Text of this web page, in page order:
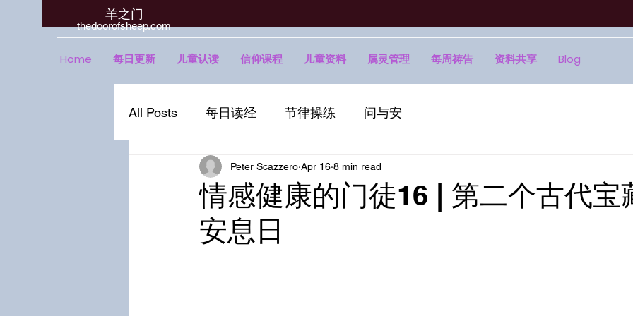
羊之门
​thedoorofsheep.com
Home 每日更新 儿童认读 信仰课程 儿童资料 属灵管理 每周祷告 资料共享 Blog
All Posts 每日读经 节律操练 问与安
情感健康的门徒16 | 第二个古代宝
安息日
Peter Scazzero Apr 16 8 min read